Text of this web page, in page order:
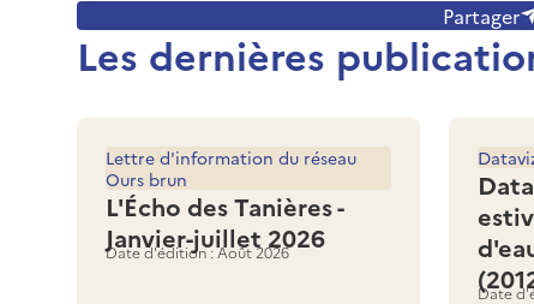
Partager
Les dernières
L'Écho des Tanières -
Janvier-juillet 2026
Lettre d'information du réseau
Ours brun
Date d'édition : Août 2026
Date